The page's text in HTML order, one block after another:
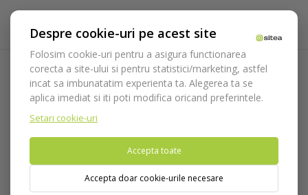
Despre cookie-uri pe acest site
Folosim cookie-uri pentru a asigura functionarea
corecta a site-ului si pentru statistici/marketing, astfel
incat sa imbunatatim experienta ta. Alegerea ta se
aplica imediat si iti poti modifica oricand preferintele.
Setari cookie-uri
Accepta toate
Accepta doar cookie-urile necesare
Acasa Instrumentar
Chirurgie si implantologie
Instrumentar extractie
Elevatoare / Luxatoare
Elevator
Cryer cod 720/27.SL
Nu puteti plasa comenzi din tara din care accesati website-ul
(United States).